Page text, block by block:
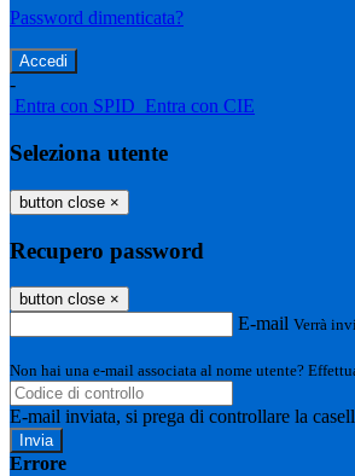
Password dimenticata?
-
Entra con SPID Entra con CIE
Seleziona utente
button close ×
Recupero password
button close ×
E-mail Verrà
Non hai una e-mail associata al nome utente?
E-mail inviata, si prega di controllare la
Errore